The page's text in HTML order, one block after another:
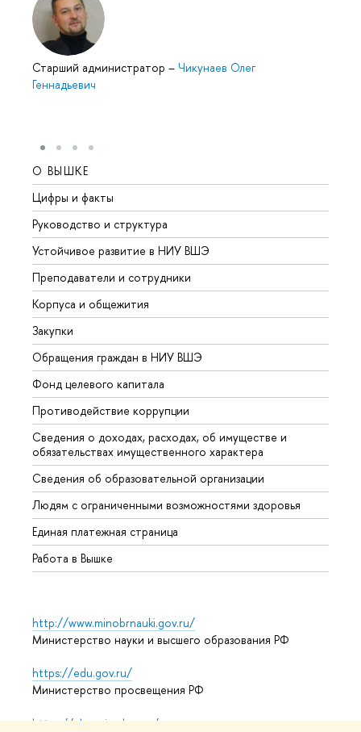
Старший администратор – Чикунаев Олег
Геннадьевич
О ВЫШКЕ
Цифры и факты
Руководство и структура
Устойчивое развитие в НИУ ВШЭ
Преподаватели и сотрудники
Корпуса и общежития
Закупки
Обращения граждан в НИУ ВШЭ
Фонд целевого капитала
Противодействие коррупции
Сведения о доходах, расходах, об имуществе и
обязательствах имущественного характера
Сведения об образовательной организации
Людям с ограниченными возможностями здоровья
Единая платежная страница
Работа в Вышке
http://www.minobrnauki.gov.ru/
Министерство науки и высшего образования РФ
https://edu.gov.ru/
Министерство просвещения РФ
https://elearning.hse.ru/mooc